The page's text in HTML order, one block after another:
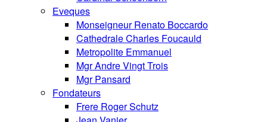
Eveques
Monseigneur Renato Boccardo
Cathedrale Charles Foucauld
Metropolite Emmanuel
Mgr Andre Vingt Trois
Mgr Pansard
Fondateurs
Frere Roger Schutz